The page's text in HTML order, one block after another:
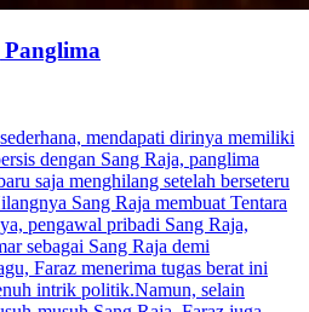
mendapati dirinya memiliki
dengan Sang Raja, panglima
saja menghilang setelah berseteru
Sang Raja membuat Tentara
pengawal pribadi Sang Raja,
sebagai Sang Raja demi
Faraz menerima tugas berat ini
intrik politik.Namun, selain